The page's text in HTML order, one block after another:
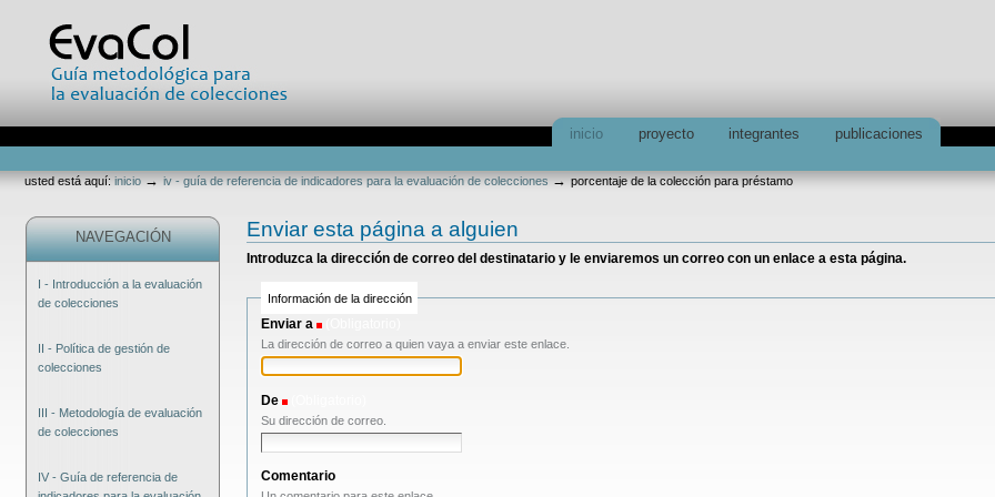
contenido.
inicio proyecto integrantes publicaciones
Personales
usted está aquí: inicio →iv - guía de referencia de indicadores para la evaluación de colecciones →porcentaje de la colección para préstamo
NAVEGACIÓN
I - Introducción a la evaluación
de colecciones
II - Política de gestión de
colecciones
III - Metodología de evaluación
de colecciones
IV - Guía de referencia de
Enviar esta página a alguien
Introduzca la dirección de correo del destinatario y le enviaremos un correo con un enlace a esta página.
Información de la dirección
Enviar a
La dirección de correo a quien vaya a enviar este enlace.
De
Su dirección de correo.
Comentario